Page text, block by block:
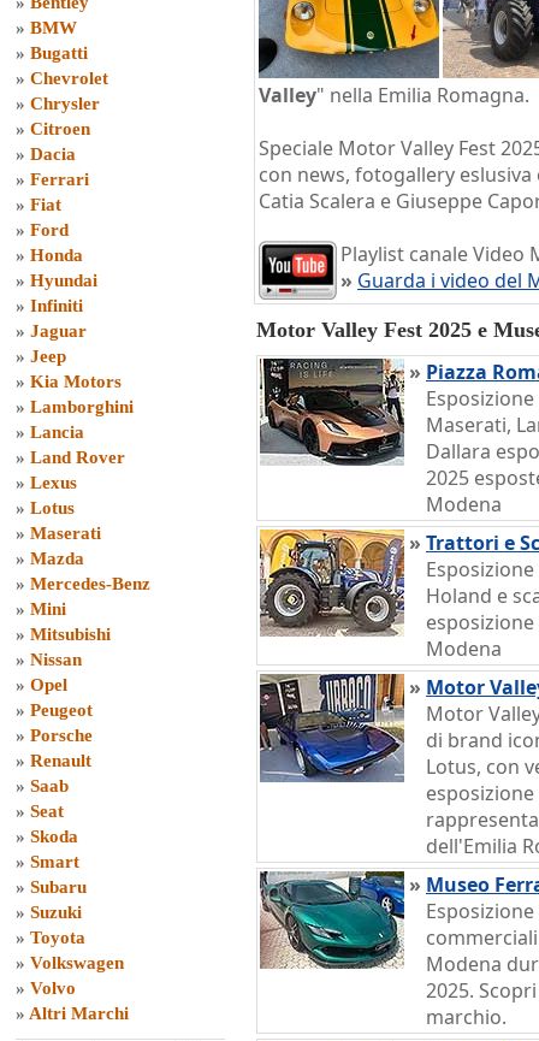
» BMW
» Bugatti
» Chevrolet
» Chrysler
» Citroen
» Dacia
» Ferrari
» Fiat
» Ford
» Honda
» Hyundai
» Infiniti
» Jaguar
» Jeep
» Kia Motors
» Lamborghini
» Lancia
» Land Rover
» Lexus
» Lotus
» Maserati
» Mazda
» Mercedes-Benz
» Mini
» Mitsubishi
» Nissan
» Opel
» Peugeot
» Porsche
» Renault
» Saab
» Seat
» Skoda
» Smart
» Subaru
» Suzuki
» Toyota
» Volkswagen
» Volvo
» Altri Marchi
Valley" nella Emilia Romagna.
Speciale Motor Valley Fest
con news, fotogallery
Catia Scalera e Giuseppe
Playlist canale Video
» Guarda i video del
Motor Valley Fest 2025 e
» Piazza
Maserati,
Dallara
2025
Modena
» Trattori e
Holand e
Modena
» Motor
Motor
di brand
Lotus, con
dell'Emilia
» Museo
Modena
2025.
marchio.